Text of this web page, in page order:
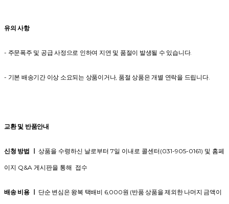
유의 사항
- 주문폭주 및 공급 사정으로 인하여 지연 및 품절이 발생될 수 있습니다.
- 기본 배송기간 이상 소요되는 상품이거나, 품절 상품은 개별 연락을 드립니다.
교환 및 반품안내
신청 방법 ㅣ상품을 수령하신 날로부터 7일 이내로 콜센터(031-905-0161) 및 홈페
이지 Q&A 게시판을 통해 접수
배송 비용 ㅣ 단순 변심은 왕복 택배비 6,000원 (반품 상품을 제외한 나머지 금액이